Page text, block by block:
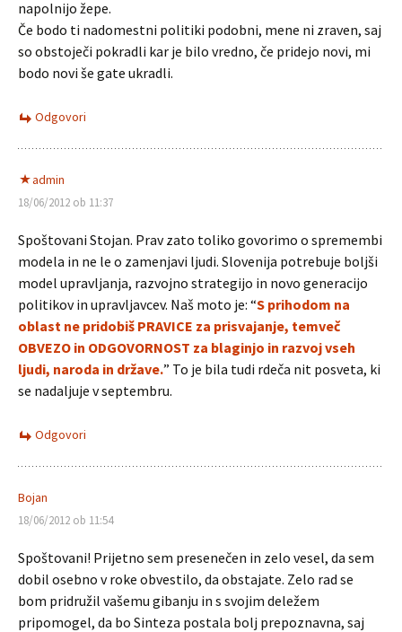
napolnijo žepe.
Če bodo ti nadomestni politiki podobni, mene ni zraven, saj
so obstoječi pokradli kar je bilo vredno, če pridejo novi, mi
bodo novi še gate ukradli.
Odgovori
admin
18/06/2012 ob 11:37
Spoštovani Stojan. Prav zato toliko govorimo o spremembi
modela in ne le o zamenjavi ljudi. Slovenija potrebuje boljši
model upravljanja, razvojno strategijo in novo generacijo
politikov in upravljavcev. Naš moto je: “S prihodom na
oblast ne pridobiš PRAVICE za prisvajanje, temveč
OBVEZO in ODGOVORNOST za blaginjo in razvoj vseh
ljudi, naroda in države.” To je bila tudi rdeča nit posveta, ki
se nadaljuje v septembru.
Odgovori
Bojan
18/06/2012 ob 11:54
Spoštovani! Prijetno sem presenečen in zelo vesel, da sem
dobil osebno v roke obvestilo, da obstajate. Zelo rad se
bom pridružil vašemu gibanju in s svojim deležem
pripomogel, da bo Sinteza postala bolj prepoznavna, saj